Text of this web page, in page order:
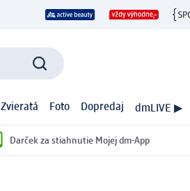
Zvieratá Foto Dopredaj dmLIVE ▶
Darček za stiahnutie Mojej dm-App